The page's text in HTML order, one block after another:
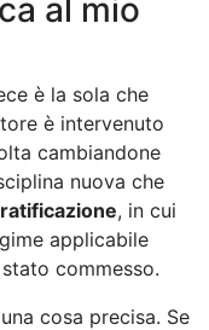
al mio
è la sola che
è intervenuto
cambiandone
nuova che
, in cui
applicabile
commesso.
cosa precisa. Se